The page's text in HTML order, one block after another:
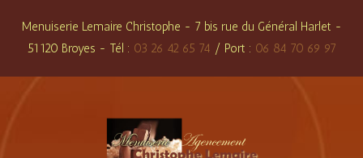
content
Menuiserie Lemaire Christophe - 7 bis rue du Général Harlet -
51120 Broyes - Tél : 03 26 42 65 74 / Port : 06 84 70 69 97